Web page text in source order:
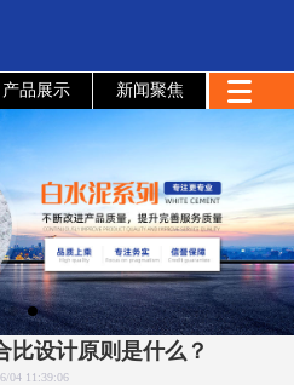
产品展示 新闻聚焦
比设计原则是什么？
04 11:39:06